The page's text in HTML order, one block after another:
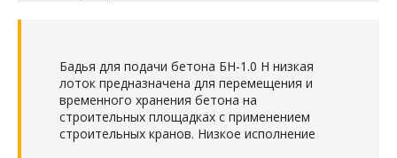
Бадья для подачи бетона БН-1.0 Н низкая
лоток предназначена для перемещения и
временного хранения бетона на
строительных площадках с применением
строительных кранов. Низкое исполнение